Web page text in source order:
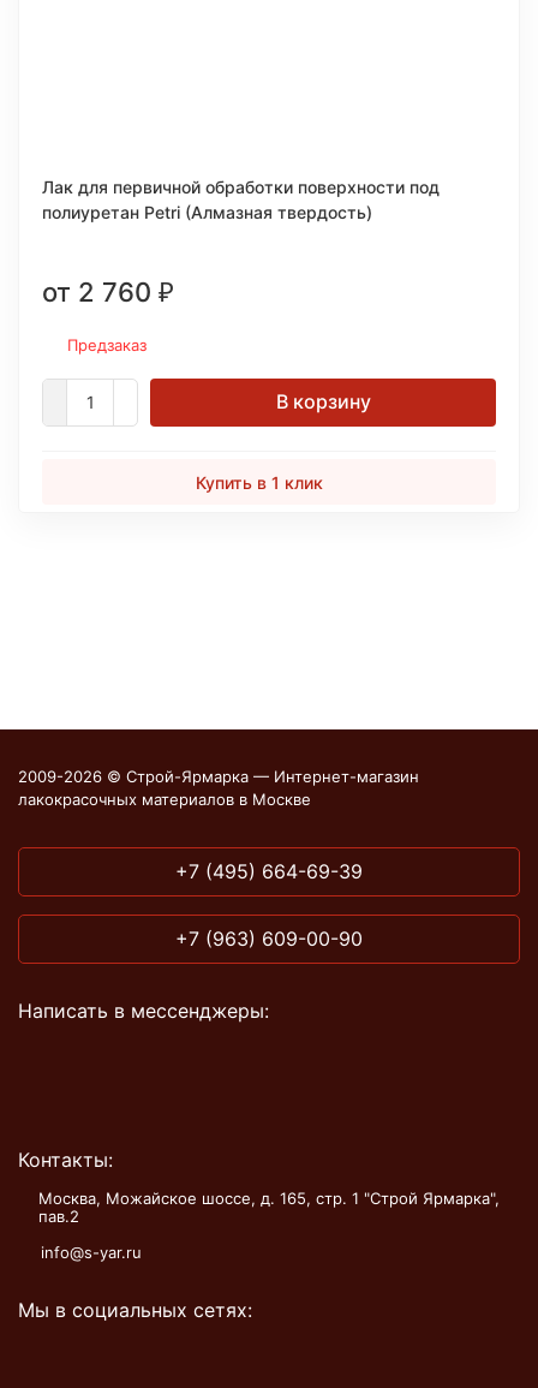
Лак для первичной обработки поверхности под
полиуретан Petri (Алмазная твердость)
от 2 760 ₽
Предзаказ
В корзину
Купить в 1 клик
2009-2026 © Строй-Ярмарка — Интернет-магазин
лакокрасочных материалов в Москве
+7 (495) 664-69-39
+7 (963) 609-00-90
Написать в мессенджеры:
Контакты:
Москва, Можайское шоссе, д. 165, стр. 1 "Строй Ярмарка",
пав.2
info@s-yar.ru
Мы в социальных сетях: